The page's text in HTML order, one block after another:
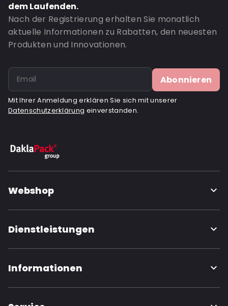
dem Laufenden.
Nach der Registrierung erhalten Sie monatlich
aktuelle Informationen zu Rabatten, den neuesten
Produkten und Innovationen.
Abonnieren
Mit Ihrer Anmeldung erklären Sie sich mit unserer
Datenschutzerklärung einverstanden.
Webshop
Dienstleistungen
Informationen